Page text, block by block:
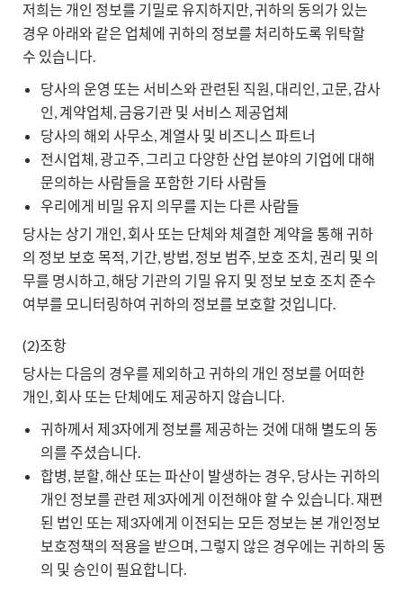
저희는 개인 정보를 기밀로 유지하지만, 귀하의 동의가 있는
경우 아래와 같은 업체에 귀하의 정보를 처리하도록 위탁할
수 있습니다.
당사의 운영 또는 서비스와 관련된 직원, 대리인, 고문, 감사
인, 계약업체, 금융기관 및 서비스 제공업체
당사의 해외 사무소, 계열사 및 비즈니스 파트너
전시업체, 광고주, 그리고 다양한 산업 분야의 기업에 대해
문의하는 사람들을 포함한 기타 사람들
우리에게 비밀 유지 의무를 지는 다른 사람들
당사는 상기 개인, 회사 또는 단체와 체결한 계약을 통해 귀하
의 정보 보호 목적, 기간, 방법, 정보 범주, 보호 조치, 권리 및 의
무를 명시하고, 해당 기관의 기밀 유지 및 정보 보호 조치 준수
여부를 모니터링하여 귀하의 정보를 보호할 것입니다.
(2)조항
당사는 다음의 경우를 제외하고 귀하의 개인 정보를 어떠한
개인, 회사 또는 단체에도 제공하지 않습니다.
귀하께서 제3자에게 정보를 제공하는 것에 대해 별도의 동
의를 주셨습니다.
합병, 분할, 해산 또는 파산이 발생하는 경우, 당사는 귀하의
개인 정보를 관련 제3자에게 이전해야 할 수 있습니다. 재편
된 법인 또는 제3자에게 이전되는 모든 정보는 본 개인정보
보호정책의 적용을 받으며, 그렇지 않은 경우에는 귀하의 동
의 및 승인이 필요합니다.